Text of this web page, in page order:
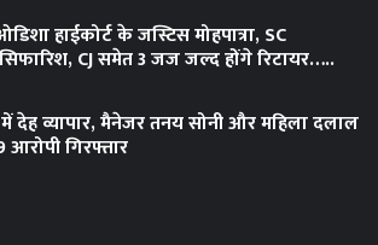
हाईकोर्ट के जस्टिस मोहपात्रा, SC
CJ समेत 3 जज जल्द होंगे रिटायर…..
देह व्यापार, मैनेजर तनय सोनी और महिला दलाल
गिरफ्तार